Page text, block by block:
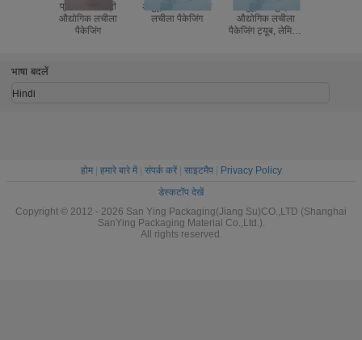
प्रसाधन सामग्री
औद्योगिक लचीला
पैकेजिंग
अनुकूलित औद्योगिक
लचीला पैकेजिंग
औद्योगिक लचीला
पैकेजिंग ट्यूब, लेमिनेट
भाषा बदलें
Hindi
होम| हमारे बारे में| संपर्क करें| साइटमैप|
Privacy Policy
डेस्कटॉप देखें
Copyright © 2012 - 2026 San Ying Packaging(Jiang Su)CO.,LTD (Shanghai
SanYing Packaging Material Co.,Ltd.).
All rights reserved.